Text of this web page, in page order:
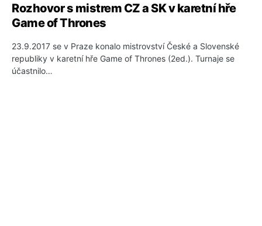
Rozhovor s mistrem CZ a SK v karetní hře
Game of Thrones
23.9.2017 se v Praze konalo mistrovství České a Slovenské
republiky v karetní hře Game of Thrones (2ed.). Turnaje se
účastnilo…